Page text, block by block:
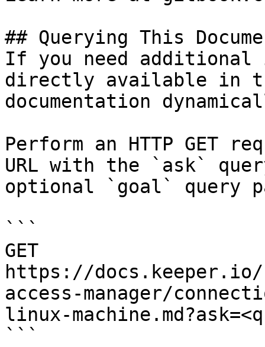
## Querying This
If you need
directly available in
documentation
Perform an HTTP GET
URL with the `ask`
optional `goal` query
```
GET
https://
access-manager/
linux-
```